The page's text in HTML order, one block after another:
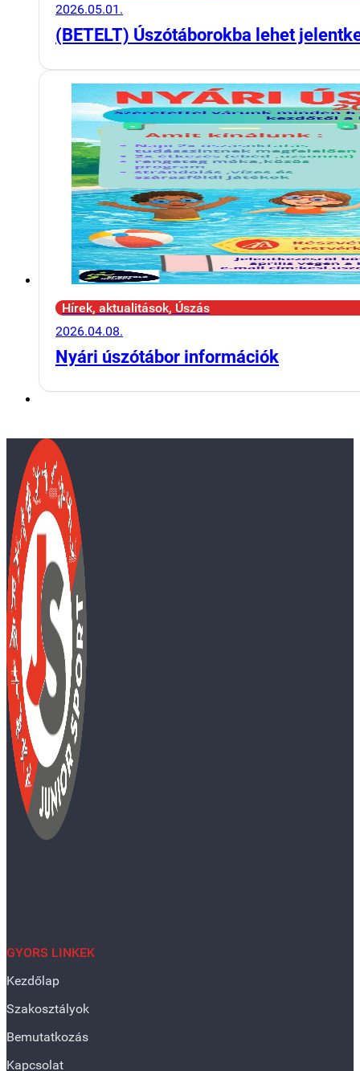
2026.05.01.
(BETELT) Úszótáborokba lehet
Hírek, aktualitások, Úszás
2026.04.08.
Nyári úszótábor információk
GYORS LINKEK
Kezdőlap
Szakosztályok
Bemutatkozás
Kapcsolat